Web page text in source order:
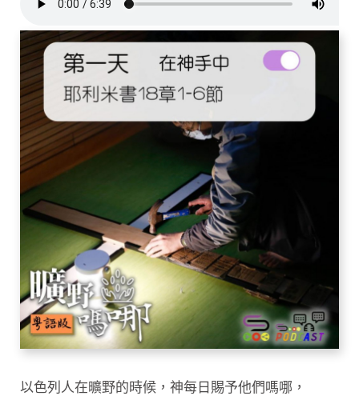
以色列人在曠野的時候，神每日賜予他們嗎哪，